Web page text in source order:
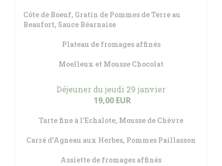
Côte de Boeuf, Gratin de Pommes de Terre au
Beaufort, Sauce Béarnaise
Plateau de fromages affinés
Moelleux et Mousse Chocolat
Déjeuner du jeudi 29 janvier
19,00 EUR
Tarte fine à l'Echalote, Mousse de Chèvre
Carré d'Agneau aux Herbes, Pommes Paillasson
Assiette de fromages affinés